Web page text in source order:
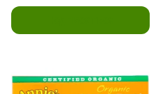
пакетиков, 0,8 унции (23